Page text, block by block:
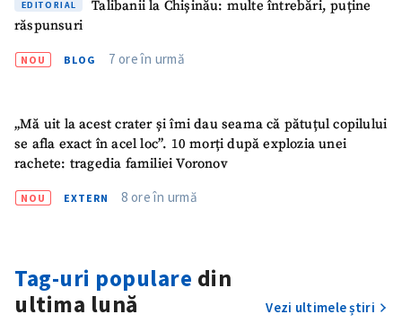
EDITORIAL
Talibanii la Chișinău: multe întrebări, puține
răspunsuri
NOU BLOG 7 ore în urmă
„Mă uit la acest crater și îmi dau seama că pătuțul copilului
se afla exact în acel loc”. 10 morți după explozia unei
rachete: tragedia familiei Voronov
NOU EXTERN 8 ore în urmă
Tag-uri populare din
ultima lună
Vezi ultimele știri